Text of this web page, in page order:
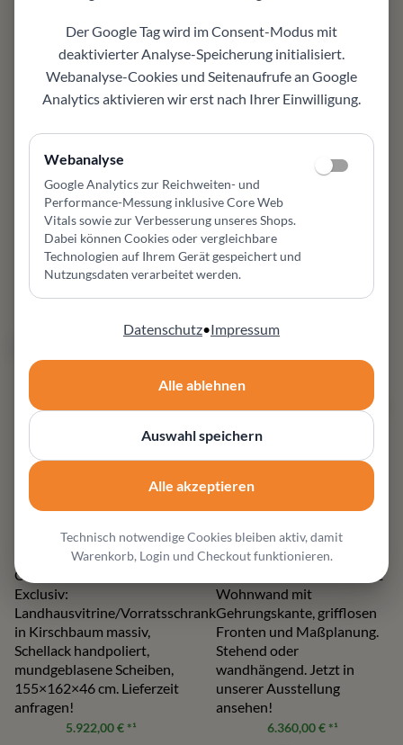
SCHOLTISSEK
Wohnzimmerschrank
NOVUS Anrichte in 4
Varianten: 180/240 cm,
Schubkastenfront Holz
oder Glas. Sockel 5 cm,
optional wandhängend.
Lieferzeit 8–10 Wochen.
3.321,00 € *¹
2.973,00 €*¹
SUDBROCK
Cubo Wohnkombination
Wohnwand
Wohnkombination 194 von
Schubkastenzargen Birke,
Lack blütenweiß oder in
anderen Oberflächen aus
5.106,00 €
4.595,00 €
FORM EXCLUSIV
Camargue Vitrine
Camargue von Form
Exclusiv:
Landhausvitrine/Vorratsschrank
in Kirschbaum massiv,
Schellack handpoliert,
mundgeblasene Scheiben,
155×162×46 cm. Lieferzeit
anfragen!
5.922,00 €*¹
50 Werktage
SUDBROCK
Game Wohnwand
Modulare Sudbrock GAME
Wohnwand mit
Gehrungskante, grifflosen
Fronten und Maßplanung.
Stehend oder
wandhängend. Jetzt in
unserer Ausstellung
ansehen!
6.360,00 €*¹
Der Google Tag wird im Consent-Modus mit
deaktivierter Analyse-Speicherung initialisiert.
Webanalyse-Cookies und Seitenaufrufe an Google
Analytics aktivieren wir erst nach Ihrer Einwilligung.
Webanalyse
Google Analytics zur Reichweiten- und
Performance-Messung inklusive Core Web
Vitals sowie zur Verbesserung unseres Shops.
Dabei können Cookies oder vergleichbare
Technologien auf Ihrem Gerät gespeichert und
Nutzungsdaten verarbeitet werden.
Datenschutz•Impressum
Alle ablehnen
Auswahl speichern
Alle akzeptieren
Technisch notwendige Cookies bleiben aktiv, damit
Warenkorb, Login und Checkout funktionieren.